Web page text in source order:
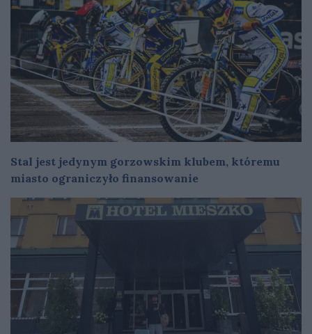
Stal jest jedynym gorzowskim klubem, któremu
miasto ograniczyło finansowanie